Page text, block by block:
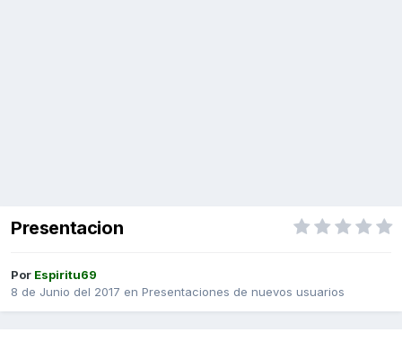
Presentacion
Por Espiritu69
8 de Junio del 2017 en Presentaciones de nuevos usuarios